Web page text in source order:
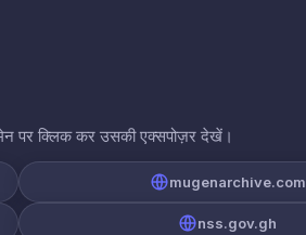
पर क्लिक कर उसकी एक्सपोज़र देखें।
mugenarchive.com
nss.gov.gh